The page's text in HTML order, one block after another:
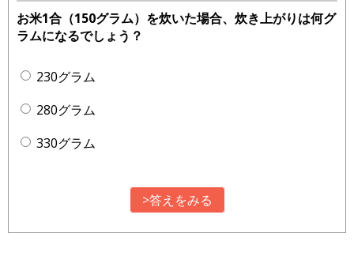
お米1合（150グラム）を炊いた場合、炊き上がりは何グ
ラムになるでしょう？
230グラム
280グラム
330グラム
>答えをみる